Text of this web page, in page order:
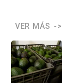
VER MÁS